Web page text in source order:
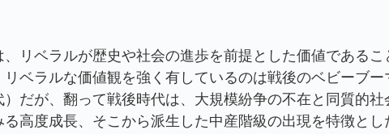
リベラルが歴史や社会の進歩を前提とした価値であるこ
ベラルな価値観を強く有しているのは戦後のベビーブー
）だが、翻って戦後時代は、大規模紛争の不在と同質的社
る高度成長、そこから派生した中産階級の出現を特徴とし